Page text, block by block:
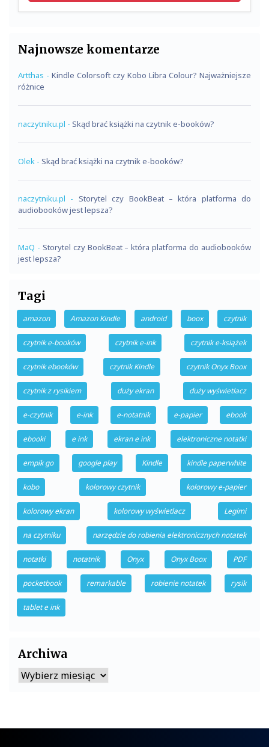
Najnowsze komentarze
Artthas - Kindle Colorsoft czy Kobo Libra Colour? Najważniejsze
różnice
naczytniku.pl - Skąd brać książki na czytnik e-booków?
Olek - Skąd brać książki na czytnik e-booków?
naczytniku.pl - Storytel czy BookBeat – która platforma do
audiobooków jest lepsza?
MaQ - Storytel czy BookBeat – która platforma do audiobooków
jest lepsza?
Tagi
amazon Amazon Kindle android boox czytnik
czytnik e-booków czytnik e-ink czytnik e-książek
czytnik ebooków czytnik Kindle czytnik Onyx Boox
czytnik z rysikiem duży ekran duży wyświetlacz
e-czytnik e-ink e-notatnik e-papier ebook
ebooki e ink ekran e ink elektroniczne notatki
empik go google play Kindle kindle paperwhite
kobo kolorowy czytnik kolorowy e-papier
kolorowy ekran kolorowy wyświetlacz Legimi
na czytniku narzędzie do robienia elektronicznych notatek
notatki notatnik Onyx Onyx Boox PDF
pocketbook remarkable robienie notatek rysik
tablet e ink
Archiwa
Archiwa